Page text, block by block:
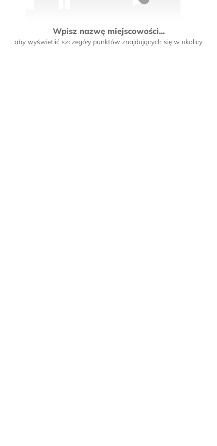
Wpisz nazwę miejscowości...
aby wyświetlić szczegóły punktów znajdujących się w okolicy